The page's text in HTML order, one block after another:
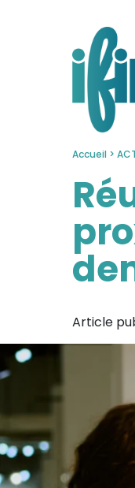
Accueil >
Article